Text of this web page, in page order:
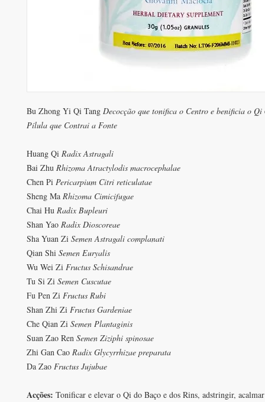
Bu Zhong Yi Qi Tang Decocção que tonifica o Centro e benificia o Qi
Pílula que Contrai a Fonte
Huang Qi Radix Astragali
Bai Zhu Rhizoma Atractylodis macrocephalae
Chen Pi Pericarpium Citri reticulatae
Sheng Ma Rhizoma Cimicifugae
Chai Hu Radix Bupleuri
Shan Yao Radix Dioscoreae
Sha Yuan Zi Semen Astragali complanati
Qian Shi Semen Euryalis
Wu Wei Zi Fructus Schisandrae
Tu Si Zi Semen Cuscutae
Fu Pen Zi Fructus Rubi
Shan Zhi Zi Fructus Gardeniae
Che Qian Zi Semen Plantaginis
Suan Zao Ren Semen Ziziphi spinosae
Zhi Gan Cao Radix Glycyrrhizae preparata
Da Zao Fructus Jujubae
Acções: Tonificar e elevar o Qi do Baço e dos Rins, adstringir,